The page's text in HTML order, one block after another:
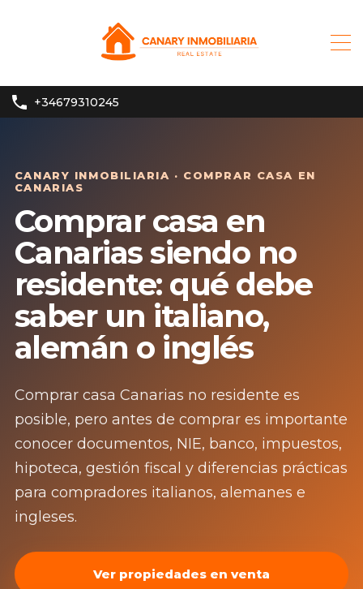
+34679310245
CANARY INMOBILIARIA · COMPRAR CASA EN
CANARIAS
Comprar casa en
Canarias siendo no
residente: qué debe
saber un italiano,
alemán o inglés
Comprar casa Canarias no residente es
posible, pero antes de comprar es importante
conocer documentos, NIE, banco, impuestos,
hipoteca, gestión fiscal y diferencias prácticas
para compradores italianos, alemanes e
ingleses.
Ver propiedades en venta